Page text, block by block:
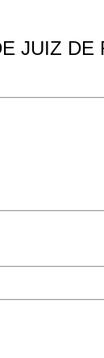
JUIZ DE